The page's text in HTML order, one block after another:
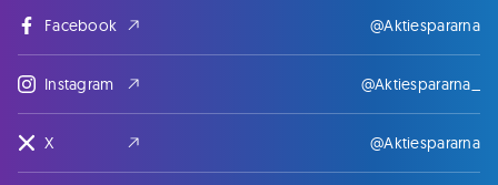
Facebook @Aktiespararna
Instagram @Aktiespararna_
X @Aktiespararna